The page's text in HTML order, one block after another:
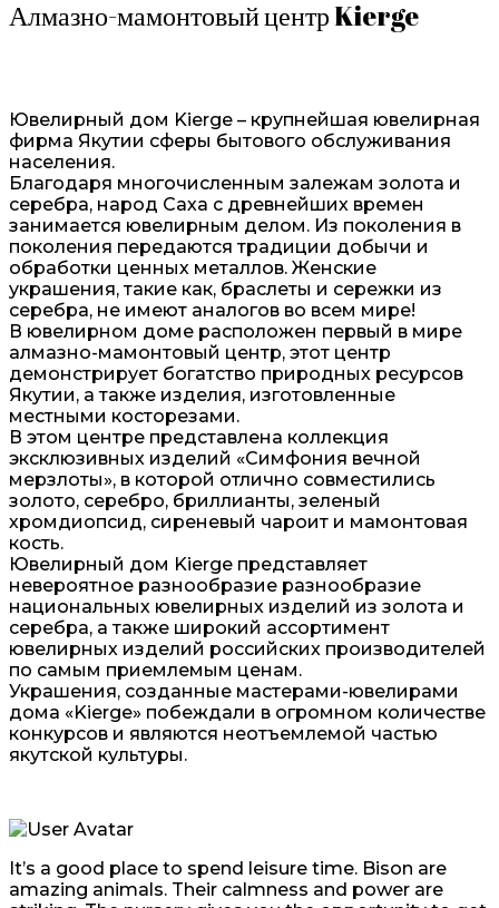
Алмазно-мамонтовый центр Kierge
Ювелирный дом Kierge – крупнейшая ювелирная
фирма Якутии сферы бытового обслуживания
населения.
Благодаря многочисленным залежам золота и
серебра, народ Саха с древнейших времен
занимается ювелирным делом. Из поколения в
поколения передаются традиции добычи и
обработки ценных металлов. Женские
украшения, такие как, браслеты и сережки из
серебра, не имеют аналогов во всем мире!
В ювелирном доме расположен первый в мире
алмазно-мамонтовый центр, этот центр
демонстрирует богатство природных ресурсов
Якутии, а также изделия, изготовленные
местными косторезами.
В этом центре представлена коллекция
эксклюзивных изделий «Симфония вечной
мерзлоты», в которой отлично совместились
золото, серебро, бриллианты, зеленый
хромдиопсид, сиреневый чароит и мамонтовая
кость.
Ювелирный дом Kierge представляет
невероятное разнообразие разнообразие
национальных ювелирных изделий из золота и
серебра, а также широкий ассортимент
ювелирных изделий российских производителей
по самым приемлемым ценам.
Украшения, созданные мастерами-ювелирами
дома «Kierge» побеждали в огромном количестве
конкурсов и являются неотъемлемой частью
якутской культуры.
It’s a good place to spend leisure time. Bison are
amazing animals. Their calmness and power are